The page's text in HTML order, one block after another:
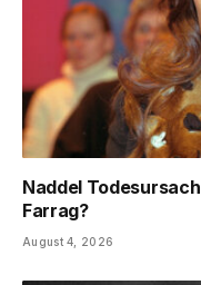
Naddel
Farrag?
August 4, 2026